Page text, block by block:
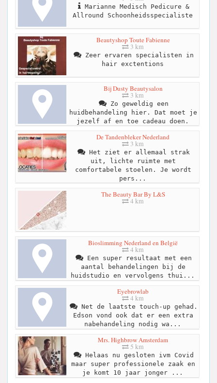
Marianne Medisch Pedicure &
Allround Schoonheidsspecialiste
Beautyshop Toute Fabienne
3 km
Zeer ervaren specialisten in
hair exctentions
Bij Dusty Beautysalon
3 km
Zo geweldig een
huidbehandeling hier. Dat moet je
jezelf af en toe cadeau doen.
De Tandenbleker Nederland
3 km
Het ziet er allemaal strak
uit, lichte ruimte met
comfortabele stoelen. Je wordt
pers...
The Beauty Bar By L&S
4 km
Bioslimming Nederland en België
4 km
Een super resultaat met een
aantal behandelingen bij de
huidstudio en vervolgens thui...
Eyebrowlab
4 km
Net de laatste touch-up gehad.
Edson vond ook dat er een extra
nabehandeling nodig wa...
Mrs. Highbrow Amsterdam
5 km
Helaas nu gesloten ivm Covid
maar super professionele zaak en
je komt 10 jaar jonger ...